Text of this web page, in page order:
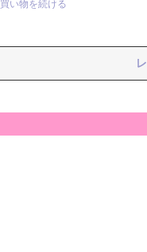
買い物を続ける